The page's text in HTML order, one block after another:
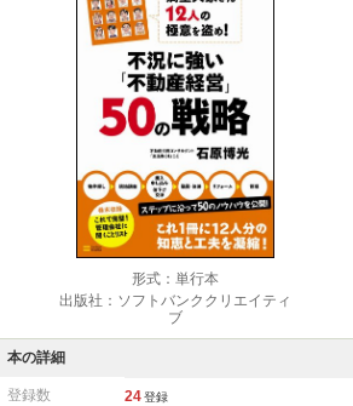
形式：単行本
出版社：ソフトバンククリエイティ
ブ
本の詳細
登録数 24 登録